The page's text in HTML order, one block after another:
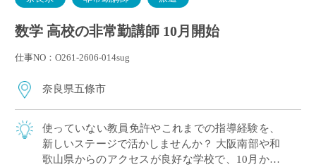
数学 高校の非常勤講師 10月開始
仕事NO：O261-2606-014sug
奈良県五條市
使っていない教員免許やこれまでの指導経験を、
新しいステージで活かしませんか？ 大阪南部や和
歌山県からのアクセスが良好な学校で、10月から